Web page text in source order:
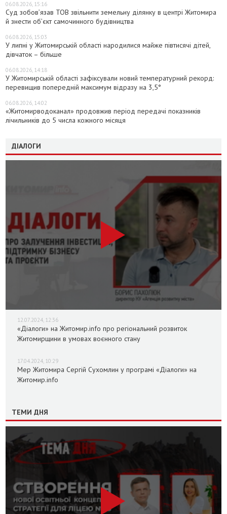
06.08.2026, 15:16
Суд зобов’язав ТОВ звільнити земельну ділянку в центрі Житомира
й знести об’єкт самочинного будівництва
06.08.2026, 15:03
У липні у Житомирській області народилися майже півтисячі дітей,
дівчаток – більше
06.08.2026, 14:18
У Житомирській області зафіксували новий температурний рекорд:
перевищив попередній максимум відразу на 3,5°
06.08.2026, 14:02
«Житомирводоканал» продовжив період передачі показників
лічильників до 5 числа кожного місяця
ДІАЛОГИ
12.07.2024, 12:36
«Діалоги» на Житомир.info про регіональний розвиток
Житомирщини в умовах воєнного стану
17.04.2024, 10:29
Мер Житомира Сергій Сухомлин у програмі «Діалоги» на
Житомир.info
ТЕМИ ДНЯ